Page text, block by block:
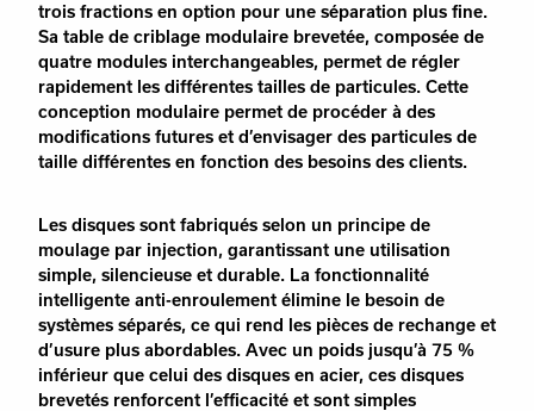
trois fractions en option pour une séparation plus fine.
Sa table de criblage modulaire brevetée, composée de
quatre modules interchangeables, permet de régler
rapidement les différentes tailles de particules. Cette
conception modulaire permet de procéder à des
modifications futures et d’envisager des particules de
taille différentes en fonction des besoins des clients.
Les disques sont fabriqués selon un principe de
moulage par injection, garantissant une utilisation
simple, silencieuse et durable. La fonctionnalité
intelligente anti-enroulement élimine le besoin de
systèmes séparés, ce qui rend les pièces de rechange et
d’usure plus abordables. Avec un poids jusqu’à 75 %
inférieur que celui des disques en acier, ces disques
brevetés renforcent l’efficacité et sont simples